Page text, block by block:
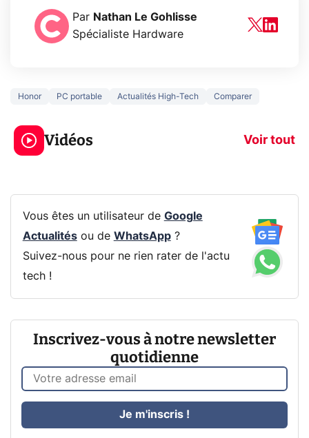
Par Nathan Le Gohlisse
Spécialiste Hardware
Honor PC portable Actualités High-Tech Comparer
Vidéos Voir tout
3 écrans en 1 pour
319€ ? Voici L'AOC
CQ32G4ZA !
5
prochaine
Vous êtes un utilisateur de Google
Actualitésou de WhatsApp?
Suivez-nous pour ne rien rater de l'actu
tech !
Inscrivez-vous à notre newsletter
quotidienne
Je m'inscris !